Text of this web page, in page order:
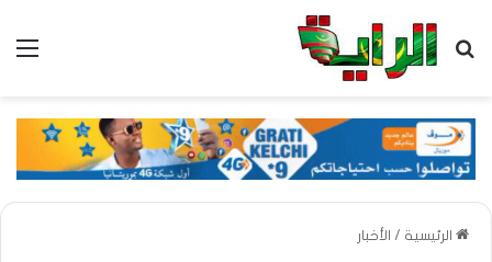
بحث عن
الرئيسية / الأخبار